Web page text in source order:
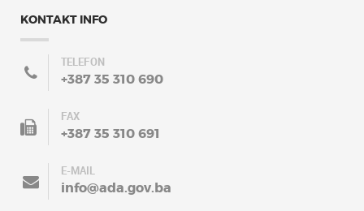
KONTAKT INFO
TELEFON
+387 35 310 690
FAX
+387 35 310 691
E-MAIL
info@ada.gov.ba